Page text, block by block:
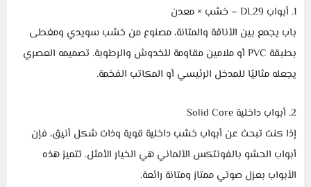
1. أبواب DL29 – خشب × معدن
باب يجمع بين الأناقة والمتانة، مصنوع من خشب سويدي ومغطى
بطبقة PVC أو ملامين مقاومة للخدوش والرطوبة. تصميمه العصري
يجعله مثاليًا للمدخل الرئيسي أو المكاتب الفخمة.
2. أبواب داخلية Solid Core
إذا كنت تبحث عن أبواب خشب داخلية قوية وذات شكل أنيق، فإن
أبواب الحشو بالفونتكس الألماني هي الخيار الأمثل. تتميز هذه
الأبواب بعزل صوتي ممتاز ومتانة رائعة.